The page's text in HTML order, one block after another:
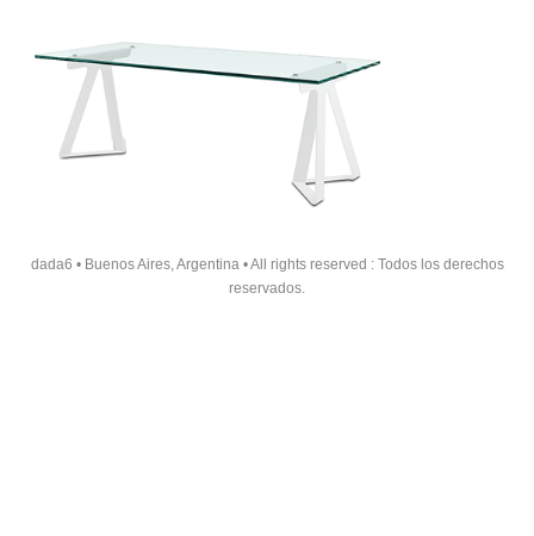
dada6 • Buenos Aires, Argentina • All rights reserved : Todos los derechos
reservados.